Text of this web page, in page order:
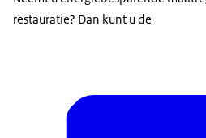
restauratie? Dan kunt u de